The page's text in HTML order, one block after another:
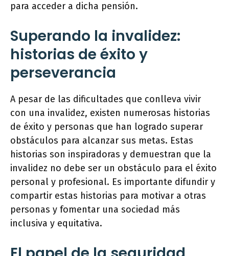
para acceder a dicha pensión.
Superando la invalidez:
historias de éxito y
perseverancia
A pesar de las dificultades que conlleva vivir
con una invalidez, existen numerosas historias
de éxito y personas que han logrado superar
obstáculos para alcanzar sus metas. Estas
historias son inspiradoras y demuestran que la
invalidez no debe ser un obstáculo para el éxito
personal y profesional. Es importante difundir y
compartir estas historias para motivar a otras
personas y fomentar una sociedad más
inclusiva y equitativa.